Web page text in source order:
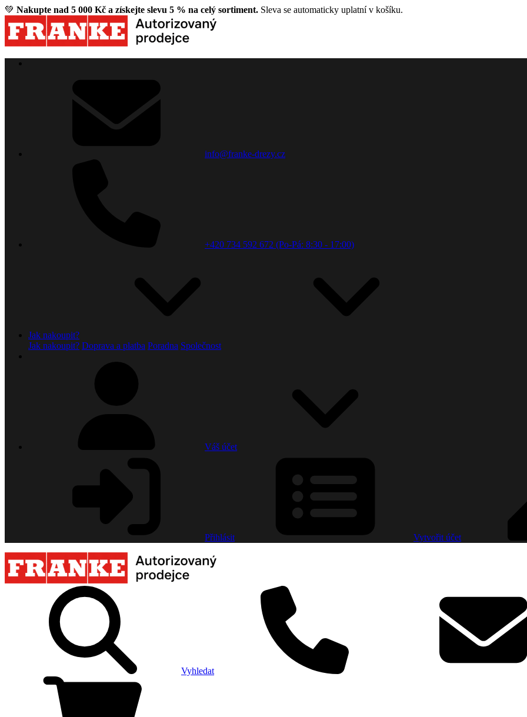
💚 Nakupte nad 5 000 Kč a získejte slevu 5 % na celý sortiment. Sleva se automaticky uplatní v košíku.
info@franke-drezy.cz
+420 734 592 672 (Po-Pá: 8:30 - 17:00)
Jak nakoupit?
Jak nakoupit? Doprava a platba Poradna Společnost
Váš účet
Přihlásit Vytvořit účet
Vyhledat